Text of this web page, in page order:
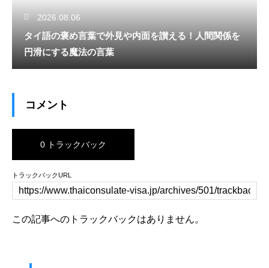
2026.08.06
タイ語の褒め言葉で外見や内面を讃える！人間関係を
円滑にする魔法の言葉
コメント
0 トラックバック
トラックバックURL
この記事へのトラックバックはありません。